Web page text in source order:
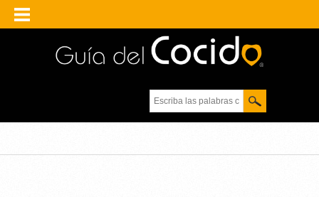
Escriba las palabras
clave.